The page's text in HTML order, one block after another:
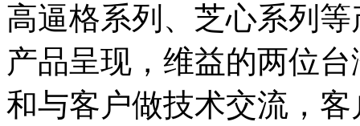
高逼格系列、芝心系列
产品呈现，维益的两位
和与客户做技术交流，